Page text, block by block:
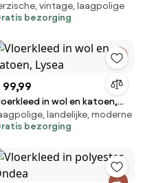
met franjes, FLORIS
vintage, laagpolige
bezorging
99,99
in wol en katoen,
landelijke, moderne
bezorging